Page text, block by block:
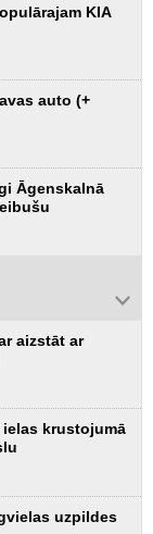
KIA
auto (+
Āgenskalnā
aizstāt ar
krustojumā
uzpildes